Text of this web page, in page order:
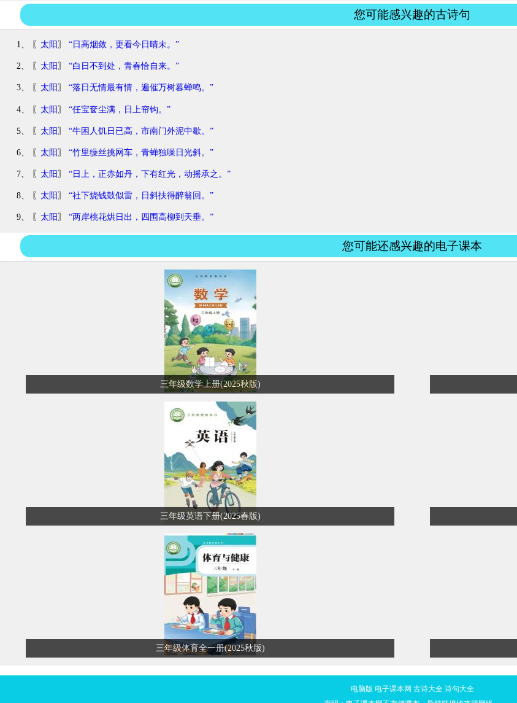
您可能感兴趣的古诗句
1、 〖 太阳 〗 “日高烟敛，更看今日晴未。”
2、 〖 太阳 〗 “白日不到处，青春恰自来。”
3、 〖 太阳 〗 “落日无情最有情，遍催万树暮蝉鸣。”
4、 〖 太阳〗 “任宝奁尘满，日上帘钩。”
5、 〖 太阳〗 “牛困人饥日已高，市南门外泥中歇。”
6、 〖 太阳 〗 “竹里缲丝挑网车，青蝉独噪日光斜。”
7、 〖 太阳 〗 “日上，正赤如丹，下有红光，动摇承之。”
8、 〖 太阳 〗 “社下烧钱鼓似雷，日斜扶得醉翁回。”
9、 〖 太阳 〗 “两岸桃花烘日出，四围高柳到天垂。”
您可能还感兴趣的电子课本
三年级数学上册(2025秋版)
三年级英语下册(2025春版)
三年级体育全一册(2025秋版)
电脑版 电子课本网 古诗大全 诗句大全